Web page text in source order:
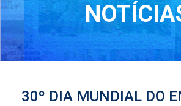
30º DIA MUNDIAL DO